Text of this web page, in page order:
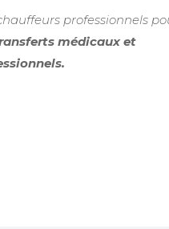
professionnels
médicaux et